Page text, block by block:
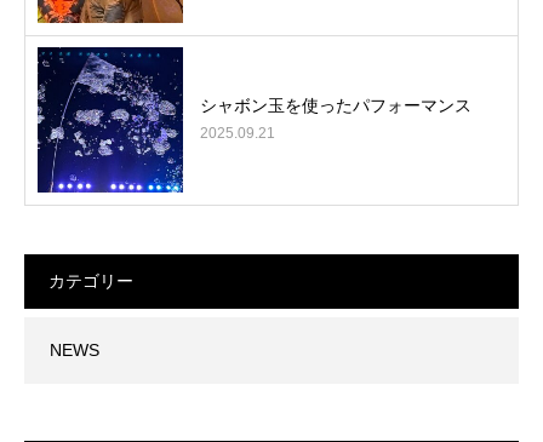
シャボン玉を使ったパフォーマンス
2025.09.21
カテゴリー
NEWS